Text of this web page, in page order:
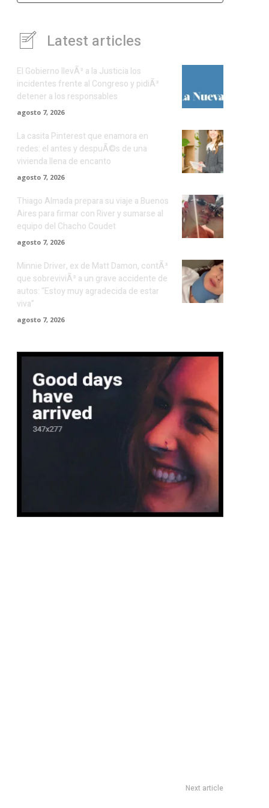
Latest articles
El Gobierno llevÃ³ a la Justicia los
incidentes frente al Congreso y pidiÃ³
detener a los responsables
agosto 7, 2026
La casita Pinterest que enamora en
redes: el antes y despuÃ©s de una
vivienda llena de encanto
agosto 7, 2026
Thiago Almada prepara su viaje a Buenos
Aires para firmar con River y sumarse al
equipo del Chacho Coudet
agosto 7, 2026
Minnie Driver, ex de Matt Damon, contÃ³
que sobreviviÃ³ a un grave accidente de
autos: “Estoy muy agradecida de estar
viva”
agosto 7, 2026
Next article